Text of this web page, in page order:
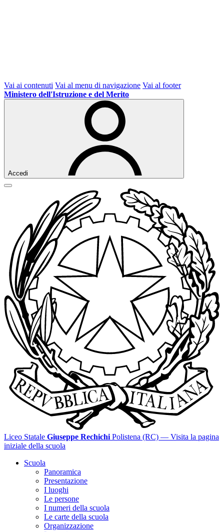
Vai ai contenuti Vai al menu di navigazione Vai al footer
Ministero dell'Istruzione e del Merito
Accedi
Liceo Statale Giuseppe Rechichi Polistena (RC) — Visita la pagina
iniziale della scuola
Scuola
Panoramica
Presentazione
I luoghi
Le persone
I numeri della scuola
Le carte della scuola
Organizzazione